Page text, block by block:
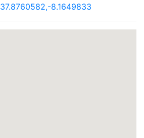
37.8760582,-8.1649833